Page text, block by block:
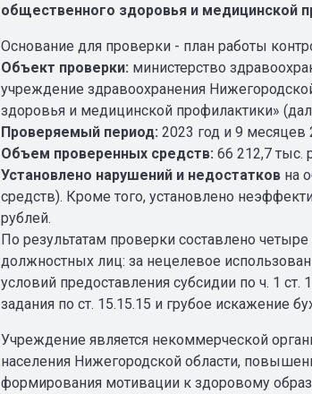
общественного здоровья и медицинской
Основание для проверки - план работы
Объект проверки: министерство
учреждение здравоохранения
здоровья и медицинской профилактики»
Проверяемый период: 2023 год и 9 месяцев
Объем проверенных средств: 66 212,7 тыс.
Установлено нарушений и недостатковна
средств). Кроме того, установлено
рублей.
По результатам проверки составлено
должностных лиц: за нецелевое
условий предоставления субсидии по ч. 1
задания по ст. 15.15.15 и грубое искажение
Учреждение является некоммерческой
населения Нижегородской области,
формирования мотивации к здоровому